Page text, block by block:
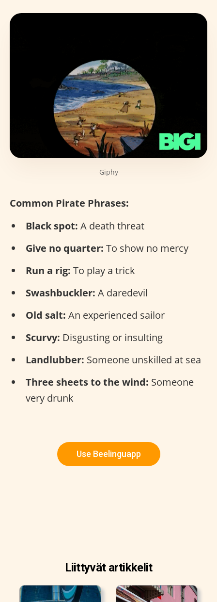
Giphy
Common Pirate Phrases:
Black spot: A death threat
Give no quarter: To show no mercy
Run a rig: To play a trick
Swashbuckler: A daredevil
Old salt: An experienced sailor
Scurvy: Disgusting or insulting
Landlubber: Someone unskilled at sea
Three sheets to the wind: Someone
very drunk
Use Beelinguapp
Liittyvät artikkelit